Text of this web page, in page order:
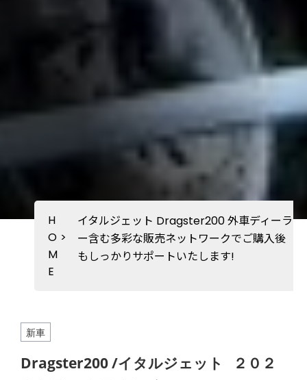
H
O
M
E
>
イタルジェット Dragster200 外車ディーラ
ー含む多彩な販売ネットワークでご購入後
もしっかりサポートいたします!
新車
Dragster200 /イタルジェット
２０２